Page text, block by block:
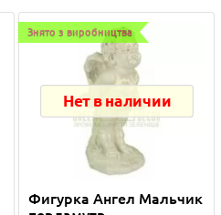
Знято з виробництва
Нет в наличии
Фигурка Ангел Мальчик